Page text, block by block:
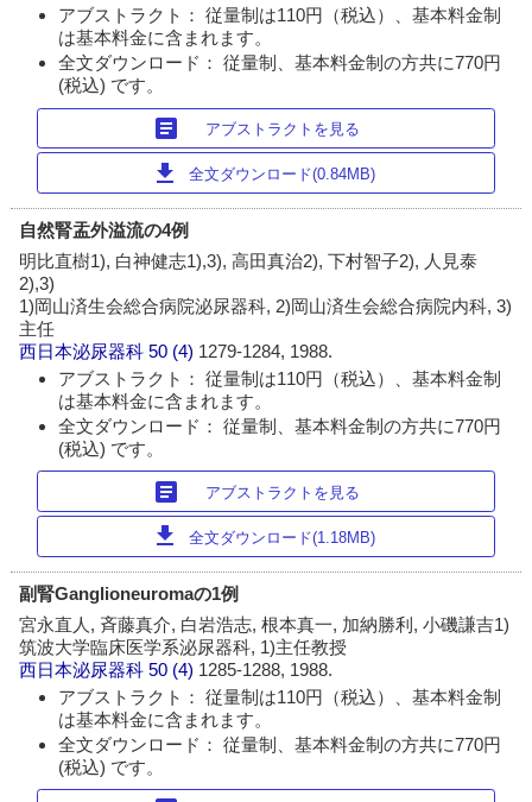
アブストラクト： 従量制は110円（税込）、基本料金制
は基本料金に含まれます。
全文ダウンロード： 従量制、基本料金制の方共に770円
(税込) です。
article アブストラクトを見る
download 全文ダウンロード(0.84MB)
自然腎盂外溢流の4例
明比直樹1), 白神健志1),3), 高田真治2), 下村智子2), 人見泰
2),3)
1)岡山済生会総合病院泌尿器科, 2)岡山済生会総合病院内科, 3)
主任
西日本泌尿器科 50 (4) 1279-1284, 1988.
アブストラクト： 従量制は110円（税込）、基本料金制
は基本料金に含まれます。
全文ダウンロード： 従量制、基本料金制の方共に770円
(税込) です。
article アブストラクトを見る
download 全文ダウンロード(1.18MB)
副腎Ganglioneuromaの1例
宮永直人, 斉藤真介, 白岩浩志, 根本真一, 加納勝利, 小磯謙吉1)
筑波大学臨床医学系泌尿器科, 1)主任教授
西日本泌尿器科 50 (4) 1285-1288, 1988.
アブストラクト： 従量制は110円（税込）、基本料金制
は基本料金に含まれます。
全文ダウンロード： 従量制、基本料金制の方共に770円
(税込) です。